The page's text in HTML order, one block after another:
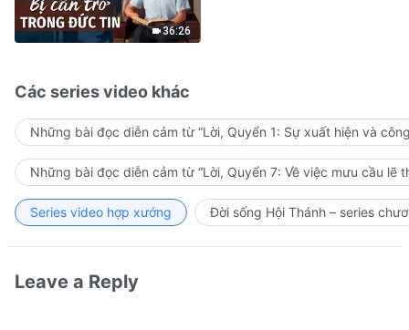
36:26
Các series video khác
Những bài đọc diễn cảm từ “Lời, Quyển 1: Sự xuất hiện và
Những bài đọc diễn cảm từ “Lời, Quyển 7: Về việc mưu cầu lẽ
Series video hợp xướng Đời sống Hội Thánh – series
Leave a Reply